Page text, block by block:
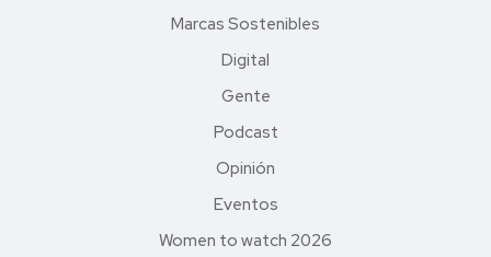
Marcas Sostenibles
Digital
Gente
Podcast
Opinión
Eventos
Women to watch 2026